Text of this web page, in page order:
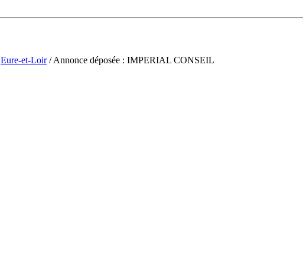
Eure-et-Loir/ Annonce déposée : IMPERIAL CONSEIL